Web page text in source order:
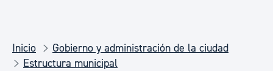
Inicio
Gobierno y administración de la ciudad
Estructura municipal